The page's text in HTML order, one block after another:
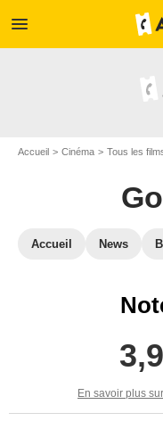
menu
Accueil Cinéma Tous les
Accueil News
3,9
En savoir plus